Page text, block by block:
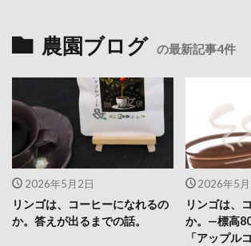
農園ブログ の最新記事4件
2026年5月2日
リンゴは、コーヒーになれるの
か。答えが出るまでの話。
2026年5
リンゴは、
か。—標高
「アップル